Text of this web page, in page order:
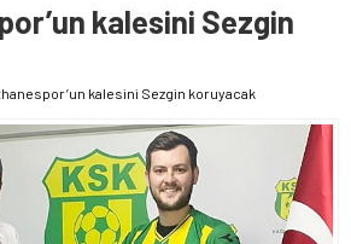
kalesini Sezgin
kalesini Sezgin koruyacak